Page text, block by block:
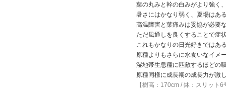
葉の丸みと幹の白みがより強く
暑さにはかなり弱く、夏場はあ
高温障害と葉痛みは妥協が必要
ただ風通しを良くすることで症
これもかなりの日光好きではあ
原種よりもさらに水食いなイメ
湿地帯生息種に匹敵するほどの
原種同様に成長期の成長力が激
【樹高：170cm / 鉢：スリット6